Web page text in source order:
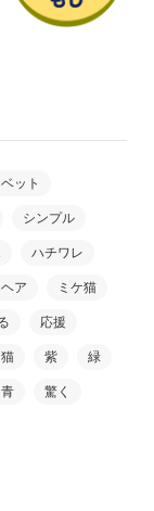
ット
シンプル
ハチワレ
ア ミケ猫
応援
紫 緑
青 驚く